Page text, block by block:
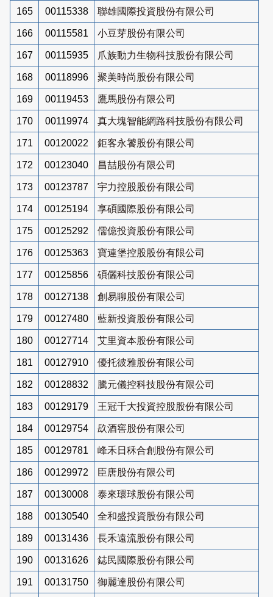
165 00115338 聯雄國際投資股份有限公司
166 00115581 小豆芽股份有限公司
167 00115935 爪族動力生物科技股份有限公司
168 00118996 聚美時尚股份有限公司
169 00119453 鷹馬股份有限公司
170 00119974 真大塊智能網路科技股份有限公司
171 00120022 鉅客永饕股份有限公司
172 00123040 昌喆股份有限公司
173 00123787 宇力控股股份有限公司
174 00125194 享碩國際股份有限公司
175 00125292 儒億投資股份有限公司
176 00125363 寶連堡控股股份有限公司
177 00125856 碩儷科技股份有限公司
178 00127138 創易聊股份有限公司
179 00127480 藍新投資股份有限公司
180 00127714 艾里資本股份有限公司
181 00127910 優托彼雅股份有限公司
182 00128832 騰元儀控科技股份有限公司
183 00129179 王冠千大投資控股股份有限公司
184 00129754 镹酒窖股份有限公司
185 00129781 峰禾日秝合創股份有限公司
186 00129972 臣唐股份有限公司
187 00130008 泰來環球股份有限公司
188 00130540 全和盛投資股份有限公司
189 00131436 長禾遠流股份有限公司
190 00131626 鋕民國際股份有限公司
191 00131750 御麗達股份有限公司